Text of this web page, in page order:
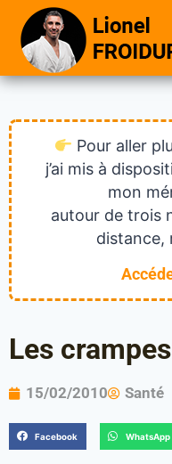
Pour aller
j’ai mis à
mon
autour de trois
distance,
Les crampes
15/02/2010 Santé
Facebook WhatsApp